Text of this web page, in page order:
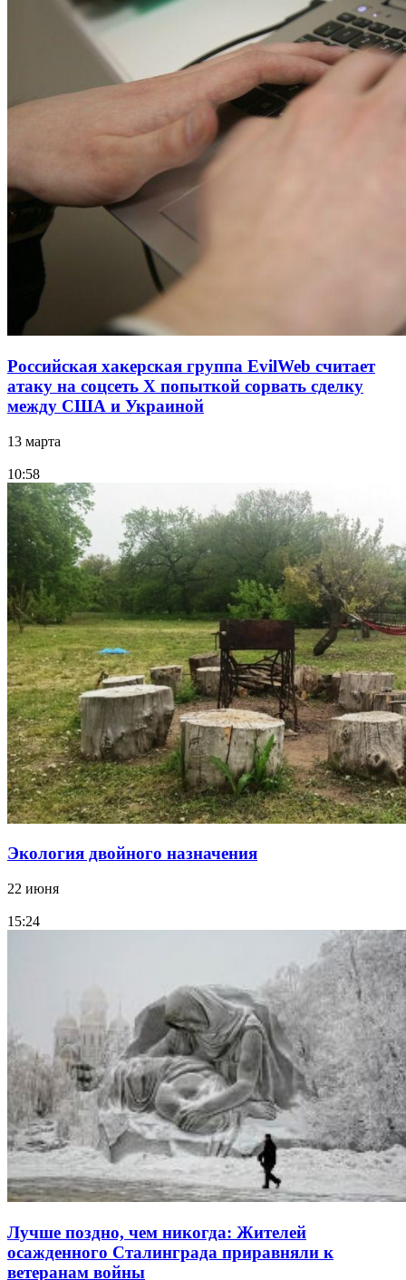
Российская хакерская группа EvilWeb считает
атаку на соцсеть Х попыткой сорвать сделку
между США и Украиной
13 марта
10:58
Экология двойного назначения
22 июня
15:24
Лучше поздно, чем никогда: Жителей
осажденного Сталинграда приравняли к
ветеранам войны